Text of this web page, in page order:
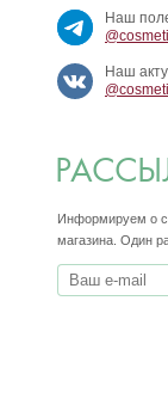
Наш
Наш
Информируем о
магазина. Один